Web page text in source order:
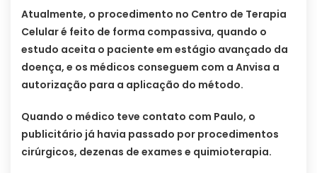
Atualmente, o procedimento no Centro de Terapia
Celular é feito de forma compassiva, quando o
estudo aceita o paciente em estágio avançado da
doença, e os médicos conseguem com a Anvisa a
autorização para a aplicação do método.
Quando o médico teve contato com Paulo, o
publicitário já havia passado por procedimentos
cirúrgicos, dezenas de exames e quimioterapia.